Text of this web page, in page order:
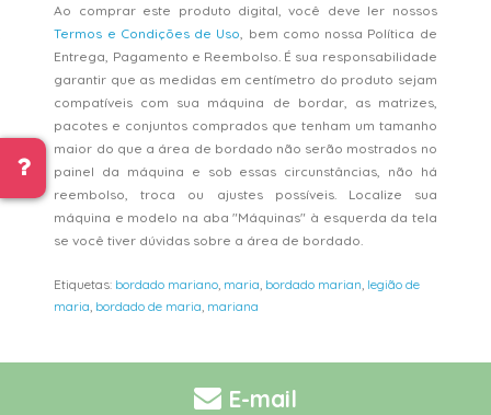
Ao comprar este produto digital, você deve ler nossos
Termos e Condições de Uso, bem como nossa Política de
Entrega, Pagamento e Reembolso. É sua responsabilidade
garantir que as medidas em centímetro do produto sejam
compatíveis com sua máquina de bordar, as matrizes,
pacotes e conjuntos comprados que tenham um tamanho
maior do que a área de bordado não serão mostrados no
painel da máquina e sob essas circunstâncias, não há
reembolso, troca ou ajustes possíveis. Localize sua
máquina e modelo na aba "Máquinas" à esquerda da tela
se você tiver dúvidas sobre a área de bordado.
Etiquetas: bordado mariano, maria, bordado marian, legião de
maria, bordado de maria, mariana
E-mail